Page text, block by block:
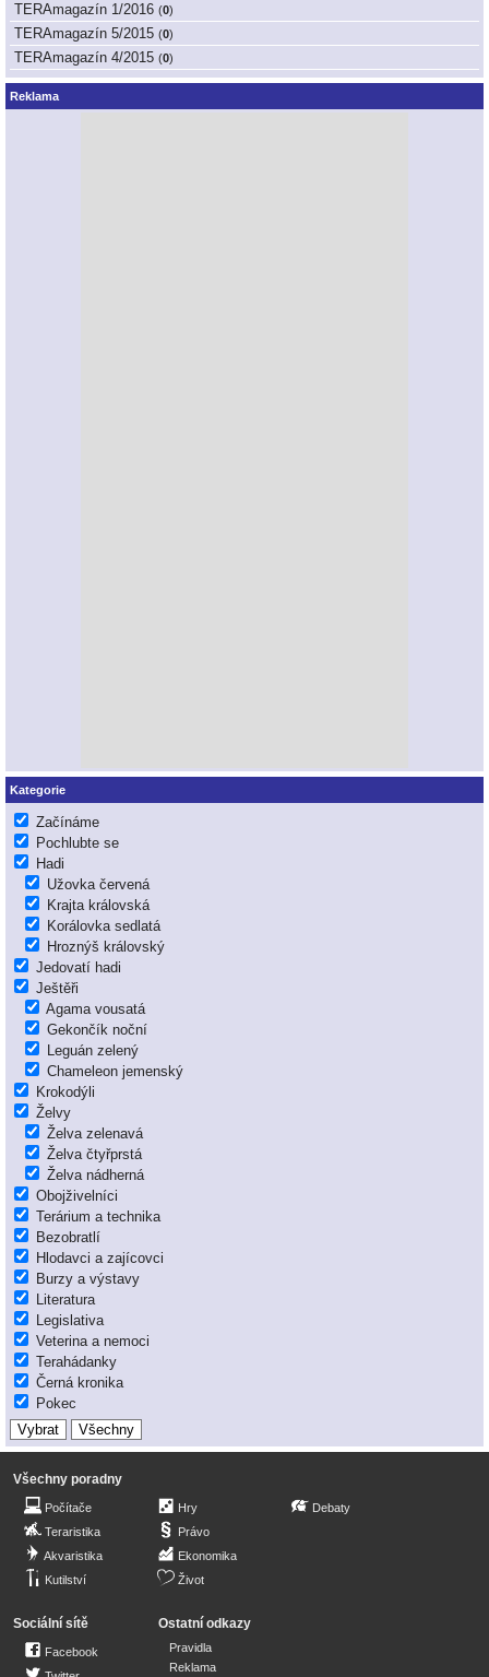
TERAmagazín 1/2016 (0)
TERAmagazín 5/2015 (0)
TERAmagazín 4/2015 (0)
Reklama
Kategorie
Začínáme
Pochlubte se
Hadi
Užovka červená
Krajta královská
Korálovka sedlatá
Hroznýš královský
Jedovatí hadi
Ještěři
Agama vousatá
Gekončík noční
Leguán zelený
Chameleon jemenský
Krokodýli
Želvy
Želva zelenavá
Želva čtyřprstá
Želva nádherná
Obojživelníci
Terárium a technika
Bezobratlí
Hlodavci a zajícovci
Burzy a výstavy
Literatura
Legislativa
Veterina a nemoci
Terahádanky
Černá kronika
Pokec
Všechny poradny
Počítače
Teraristika
Akvaristika
Kutilství
Hry
Právo
Ekonomika
Život
Debaty
Sociální sítě
Facebook
Ostatní odkazy
Pravidla
Reklama